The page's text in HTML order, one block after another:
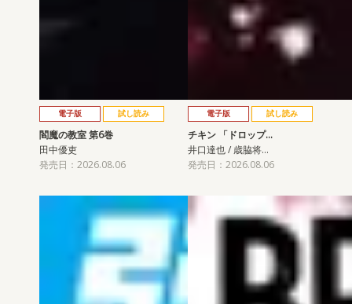
電子版 試し読み
閻魔の教室 第6巻
田中優吏
発売日：2026.08.06
電子版 試し読み
チキン 「ドロップ…
井口達也 / 歳脇将…
発売日：2026.08.06